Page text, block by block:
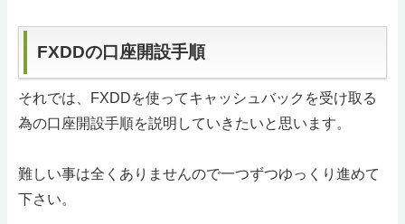
FXDDの口座開設手順
それでは、FXDDを使ってキャッシュバックを受け取る
為の口座開設手順を説明していきたいと思います。
難しい事は全くありませんので一つずつゆっくり進めて
下さい。